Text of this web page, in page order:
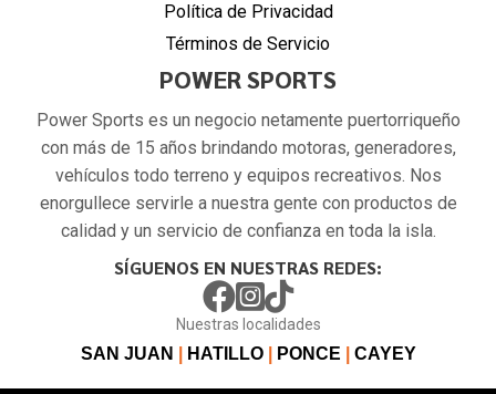
Política de Privacidad
Términos de Servicio
POWER SPORTS
Power Sports es un negocio netamente puertorriqueño
con más de 15 años brindando motoras, generadores,
vehículos todo terreno y equipos recreativos. Nos
enorgullece servirle a nuestra gente con productos de
calidad y un servicio de confianza en toda la isla.
SÍGUENOS EN NUESTRAS REDES:
Nuestras localidades
SAN JUAN HATILLO PONCE CAYEY